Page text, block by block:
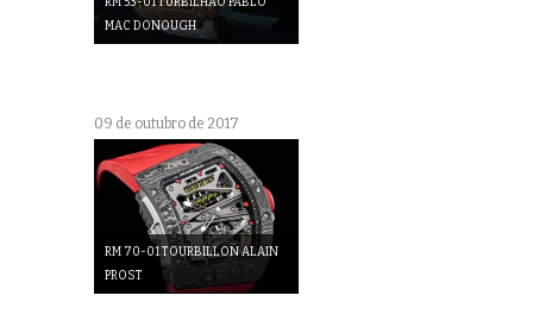
MAC DONOUGH
09 de outubro de 2017
RM 70-01 TOURBILLON ALAIN
PROST